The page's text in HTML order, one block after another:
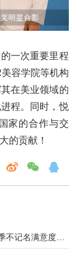
一次重要里程
容学院等机构
在美业领域的
程。同时，悦
家的合作与交
的贡献！
记名满意度调